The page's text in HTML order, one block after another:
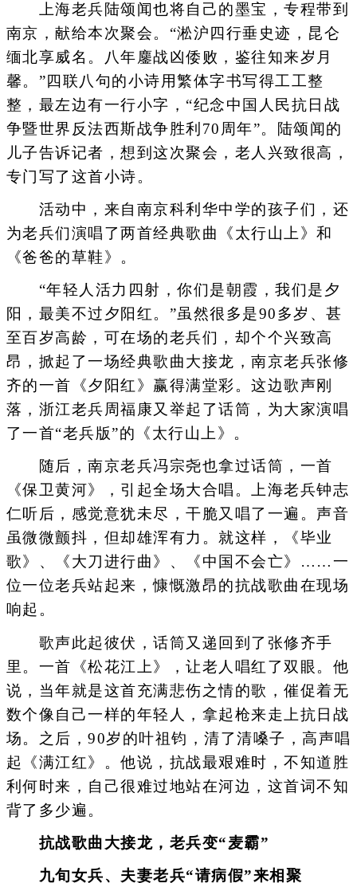
上海老兵陆颂闻也将自己的墨宝，专程带到
南京，献给本次聚会。“淞沪四行垂史迹，昆仑
缅北享威名。八年鏖战凶倭败，鉴往知来岁月
馨。”四联八句的小诗用繁体字书写得工工整
整，最左边有一行小字，“纪念中国人民抗日战
争暨世界反法西斯战争胜利70周年”。陆颂闻的
儿子告诉记者，想到这次聚会，老人兴致很高，
专门写了这首小诗。
活动中，来自南京科利华中学的孩子们，还
为老兵们演唱了两首经典歌曲《太行山上》和
《爸爸的草鞋》。
“年轻人活力四射，你们是朝霞，我们是夕
阳，最美不过夕阳红。”虽然很多是90多岁、甚
至百岁高龄，可在场的老兵们，却个个兴致高
昂，掀起了一场经典歌曲大接龙，南京老兵张修
齐的一首《夕阳红》赢得满堂彩。这边歌声刚
落，浙江老兵周福康又举起了话筒，为大家演唱
了一首“老兵版”的《太行山上》。
随后，南京老兵冯宗尧也拿过话筒，一首
《保卫黄河》，引起全场大合唱。上海老兵钟志
仁听后，感觉意犹未尽，干脆又唱了一遍。声音
虽微微颤抖，但却雄浑有力。就这样，《毕业
歌》、《大刀进行曲》、《中国不会亡》……一
位一位老兵站起来，慷慨激昂的抗战歌曲在现场
响起。
歌声此起彼伏，话筒又递回到了张修齐手
里。一首《松花江上》，让老人唱红了双眼。他
说，当年就是这首充满悲伤之情的歌，催促着无
数个像自己一样的年轻人，拿起枪来走上抗日战
场。之后，90岁的叶祖钧，清了清嗓子，高声唱
起《满江红》。他说，抗战最艰难时，不知道胜
利何时来，自己很难过地站在河边，这首词不知
背了多少遍。
抗战歌曲大接龙，老兵变“麦霸”
九旬女兵、夫妻老兵“请病假”来相聚